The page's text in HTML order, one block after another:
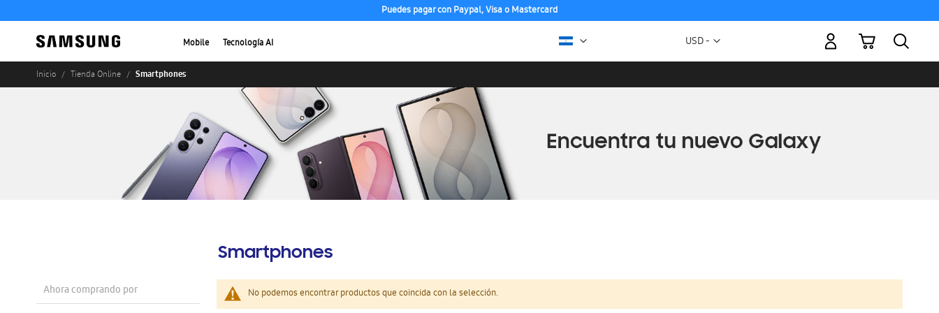
Puedes pagar con Paypal, Visa o Mastercard
Mobile Tecnología AI Moneda
USD -
Mi carrito
Inicio Tienda Online Smartphones
Smartphones
No podemos encontrar productos que coincida con la selección.
Ahora comprando por